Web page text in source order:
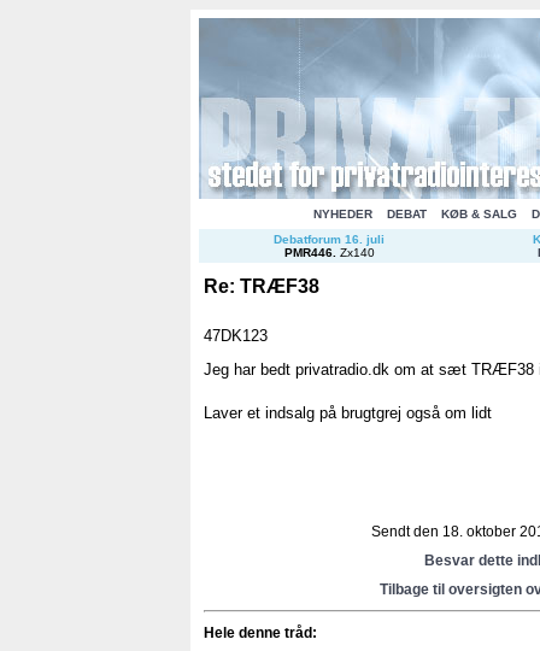
NYHEDER DEBAT KØB & SALG
Debatforum 16. juli
PMR446. Zx140
Re: TRÆF38
47DK123
Jeg har bedt privatradio.dk om at sæt TRÆF38
Laver et indsalg på brugtgrej også om lidt
Sendt den 18. oktober
Besvar dette
Tilbage til oversigten
Hele denne tråd: